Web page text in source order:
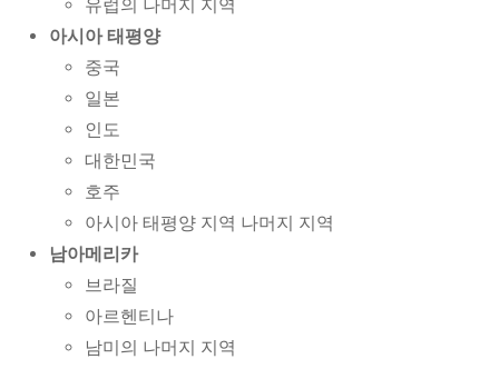
유럽의 나머지 지역
아시아 태평양
중국
일본
인도
대한민국
호주
아시아 태평양 지역 나머지 지역
남아메리카
브라질
아르헨티나
남미의 나머지 지역